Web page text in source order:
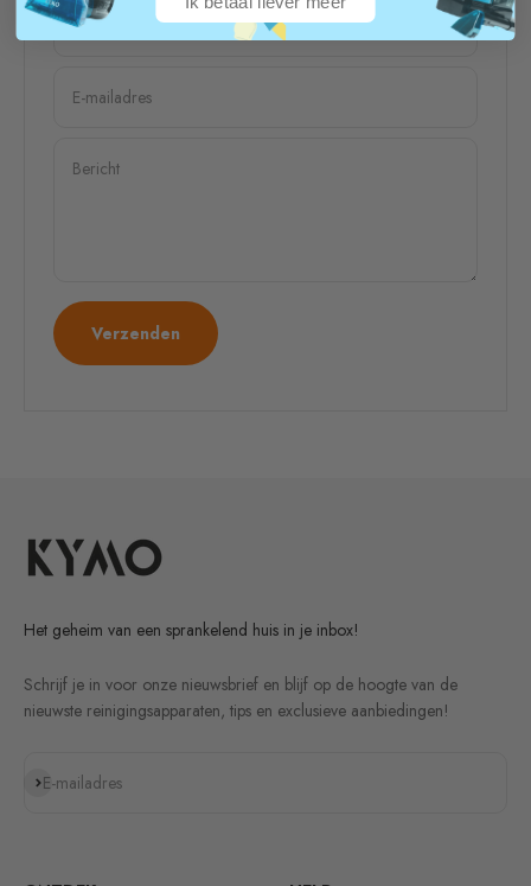
Naam
E-mailadres
Bericht
Verzenden
Het geheim van een sprankelend huis in je inbox!
Schrijf je in voor onze nieuwsbrief en blijf op de hoogte van de
nieuwste reinigingsapparaten, tips en exclusieve aanbiedingen!
E-mailadres
Abonneren